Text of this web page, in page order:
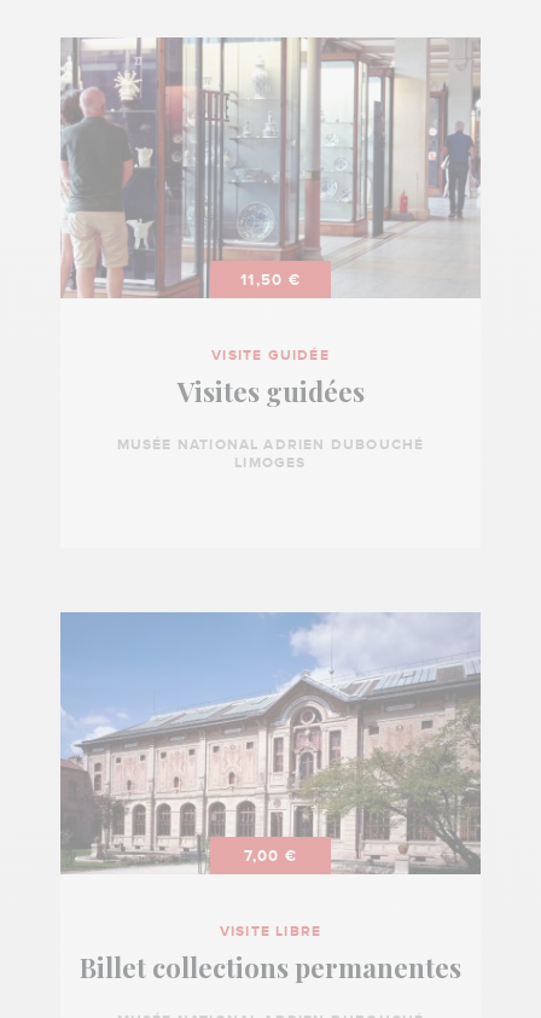
11,50 €
VISITE GUIDÉE
Visites guidées
MUSÉE NATIONAL ADRIEN DUBOUCHÉ
LIMOGES
7,00 €
VISITE LIBRE
Billet collections permanentes